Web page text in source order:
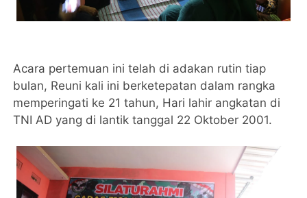
Acara pertemuan ini telah di adakan rutin tiap
bulan, Reuni kali ini berketepatan dalam rangka
memperingati ke 21 tahun, Hari lahir angkatan di
TNI AD yang di lantik tanggal 22 Oktober 2001.